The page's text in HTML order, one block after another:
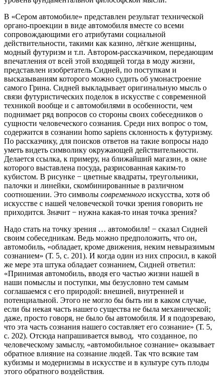
В «Сером автомобиле» представлен результат технической
органо-проекции в виде автомобиля вместе со всеми
сопровождающими его атрибутами социальной
действительности, такими как казино, лёгкие женщины,
модный футуризм и т.п. Автором-рассказчиком, передающим
впечатления от всей этой входящей тогда в моду жизни,
представлен изобретатель Сидней, по поступкам и
высказываниям которого можно судить об умонастроение
самого Грина. Сидней выкладывает оригинальную мысль о
связи футуристических поделок в искусстве с современной
техникой вообще и с автомобилями в особенности, чем
поднимает ряд вопросов со стороны своих собеседников о
сущности человеческого сознания. Среди них вопрос о том,
содержится в сознании homo sapiens склонность к футуризму.
По рассказчику, для поисков ответов на такие вопросы надо
уметь видеть символику окружающей действительности.
Делается ссылка, к примеру, на ближайший магазин, в окне
которого выставлена посуда, разрисованная каким-то
кубистом. В рисунке − цветные квадраты, треугольники,
палочки и линейки, скомбинированные в различном
соотношении. Это символы современного искусства, хотя об
искусстве с нашей человеческой точки зрения говорить не
приходится. Значит − нужна какая-то иная точка зрения?
Надо стать на точку зрения … автомобиля! − сказал Сидней
своим собеседникам. Ведь можно предположить, что он,
автомобиль, «обладает, кроме движения, неким невыразимым
сознанием» (Т. 5, с. 201). И когда один из них спросил, в какой
же мере эта штука обладает сознанием, Сидней ответил:
«Принимая автомобиль, вводя его частью жизни нашей в
наши помыслы и поступки, мы безусловно тем самым
соглашаемся с его природой: внешней, внутренней и
потенциальной. Этого не могло бы быть ни в каком случае,
если бы некая часть нашего существа не была механической;
даже, просто говоря, не было бы автомобиля. И я подозреваю,
что эта часть сознания нашего составляет его сознание» (Т. 5,
с. 202). Отсюда напрашивается вывод, что созданное, по
человеческому замыслу, «автомобильное сознание» оказывает
обратное влияние на сознание людей. Так что всякие там
кубизмы и модернизмы в искусстве и в культуре суть плоды
этого обратного воздействия.